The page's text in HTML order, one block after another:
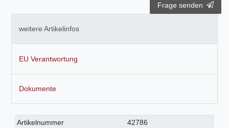
Frage senden
weitere Artikelinfos
EU Verantwortung
Dokumente
Technisches
Wert
Artikelnummer 42786